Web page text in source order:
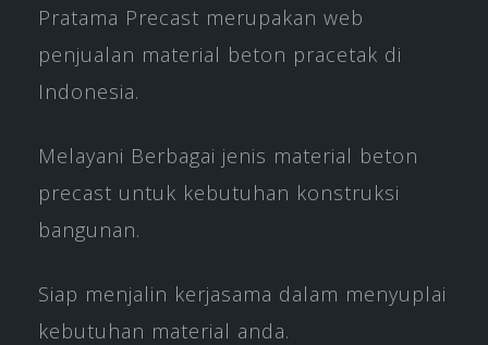
Pratama Precast merupakan web
penjualan material beton pracetak di
Indonesia.
Melayani Berbagai jenis material beton
precast untuk kebutuhan konstruksi
bangunan.
Siap menjalin kerjasama dalam menyuplai
kebutuhan material anda.